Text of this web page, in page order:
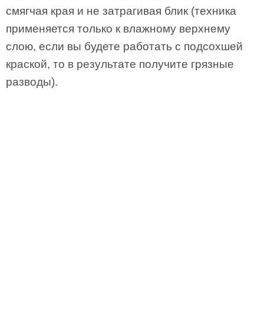
смягчая края и не затрагивая блик (техника
применяется только к влажному верхнему
слою, если вы будете работать с подсохшей
краской, то в результате получите грязные
разводы).